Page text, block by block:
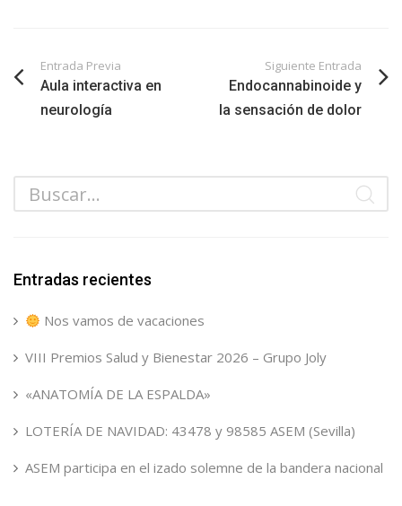
Entrada Previa
Aula interactiva en
neurología
Siguiente Entrada
Endocannabinoide y
la sensación de dolor
Entradas recientes
Nos vamos de vacaciones
VIII Premios Salud y Bienestar 2026 – Grupo Joly
«ANATOMÍA DE LA ESPALDA»
LOTERÍA DE NAVIDAD: 43478 y 98585 ASEM (Sevilla)
ASEM participa en el izado solemne de la bandera nacional